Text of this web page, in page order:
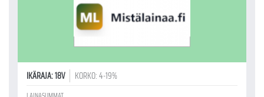
IKÄRAJA: 18V KORKO: 4-19%